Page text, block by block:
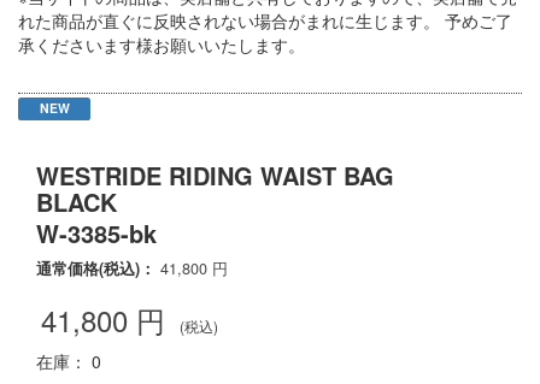
れた商品が直ぐに反映されない場合がまれに生じます。 予めご了
承くださいます様お願いいたします。
NEW
WESTRIDE RIDING WAIST BAG
BLACK
W-3385-bk
通常価格(税込)： 41,800 円
41,800 円 (税込)
在庫： 0